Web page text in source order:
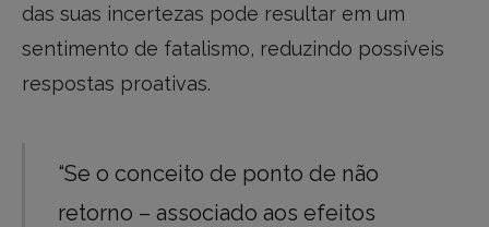
das suas incertezas pode resultar em um
sentimento de fatalismo, reduzindo possíveis
respostas proativas.
“Se o conceito de ponto de não
retorno – associado aos efeitos